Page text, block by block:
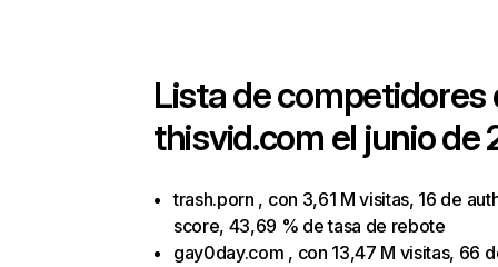
Lista de competidores
thisvid.com el junio de
trash.porn , con 3,61 M visitas, 16 de
score, 43,69 % de tasa de rebote
gay0day.com , con 13,47 M visitas, 66